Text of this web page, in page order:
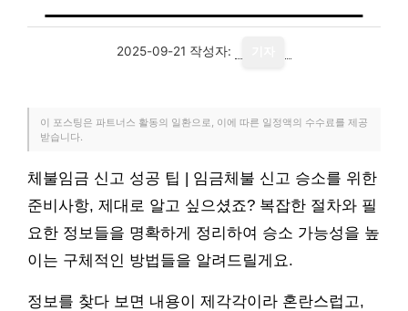
2025-09-21 작성자:
이 포스팅은 파트너스 활동의 일환으로, 이에 따른 일정액의 수수료를 제공
받습니다.
체불임금 신고 성공 팁 | 임금체불 신고 승소를 위한
준비사항, 제대로 알고 싶으셨죠? 복잡한 절차와 필
요한 정보들을 명확하게 정리하여 승소 가능성을 높
이는 구체적인 방법들을 알려드릴게요.
정보를 찾다 보면 내용이 제각각이라 혼란스럽고,